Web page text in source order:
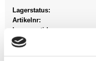
Lagerstatus
Artikelnr
Leveranstid